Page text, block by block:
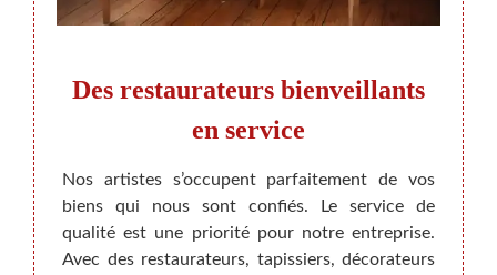
ou
Des restaurateurs bienveillants
en service
Nos artistes s’occupent parfaitement de vos
biens qui nous sont confiés. Le service de
qualité est une priorité pour notre entreprise.
Avec des restaurateurs, tapissiers, décorateurs
de